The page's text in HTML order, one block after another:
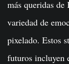
más queridas de
variedad de
pixelado. Estos
futuros incluyen